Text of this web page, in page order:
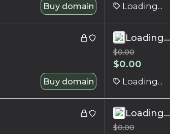
Buy domain Loading...
Buy domain
Loading...
$0.00
$0.00
Loading...
Loading...
$0.00